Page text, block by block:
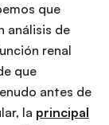
que
análisis de
renal
que
antes de
la principal